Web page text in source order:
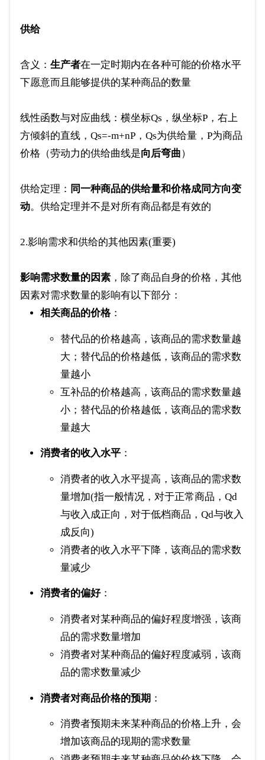
供给
含义： 生产者在一定时期内在各种可能的价格水平
下愿意而且能够提供的某种商品的数量
线性函数与对应曲线：横坐标Qs，纵坐标P，右上
方倾斜的直线，Qs=-m+nP，Qs为供给量，P为商品
价格（劳动力的供给曲线是向后弯曲）
供给定理： 同一种商品的供给量和价格成同方向变
动。供给定理并不是对所有商品都是有效的
2.影响需求和供给的其他因素(重要)
影响需求数量的因素，除了商品自身的价格，其他
因素对需求数量的影响有以下部分：
相关商品的价格：
替代品的价格越高，该商品的需求数量越
大；替代品的价格越低，该商品的需求数
量越小
互补品的价格越高，该商品的需求数量越
小；替代品的价格越低，该商品的需求数
量越大
消费者的收入水平：
消费者的收入水平提高，该商品的需求数
量增加(指一般情况，对于正常商品，Qd
与收入成正向，对于低档商品，Qd与收入
成反向)
消费者的收入水平下降，该商品的需求数
量减少
消费者的偏好：
消费者对某种商品的偏好程度增强，该商
品的需求数量增加
消费者对某种商品的偏好程度减弱，该商
品的需求数量减少
消费者对商品价格的预期 ：
消费者预期未来某种商品的价格上升，会
增加该商品的现期的需求数量